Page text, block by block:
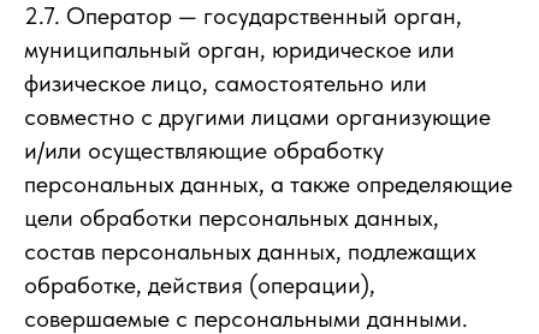
2.7. Оператор — государственный орган,
муниципальный орган, юридическое или
физическое лицо, самостоятельно или
совместно с другими лицами организующие
и/или осуществляющие обработку
персональных данных, а также определяющие
цели обработки персональных данных,
состав персональных данных, подлежащих
обработке, действия (операции),
совершаемые с персональными данными.